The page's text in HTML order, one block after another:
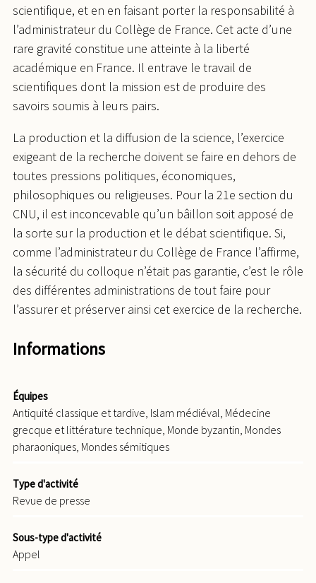
scientifique, et en en faisant porter la responsabilité à
l’administrateur du Collège de France. Cet acte d’une
rare gravité constitue une atteinte à la liberté
académique en France. Il entrave le travail de
scientifiques dont la mission est de produire des
savoirs soumis à leurs pairs.
La production et la diffusion de la science, l’exercice
exigeant de la recherche doivent se faire en dehors de
toutes pressions politiques, économiques,
philosophiques ou religieuses. Pour la 21e section du
CNU, il est inconcevable qu’un bâillon soit apposé de
la sorte sur la production et le débat scientifique. Si,
comme l’administrateur du Collège de France l’affirme,
la sécurité du colloque n’était pas garantie, c’est le rôle
des différentes administrations de tout faire pour
l’assurer et préserver ainsi cet exercice de la recherche.
Informations
Équipes
Antiquité classique et tardive, Islam médiéval, Médecine
grecque et littérature technique, Monde byzantin, Mondes
pharaoniques, Mondes sémitiques
Type d'activité
Revue de presse
Sous-type d'activité
Appel